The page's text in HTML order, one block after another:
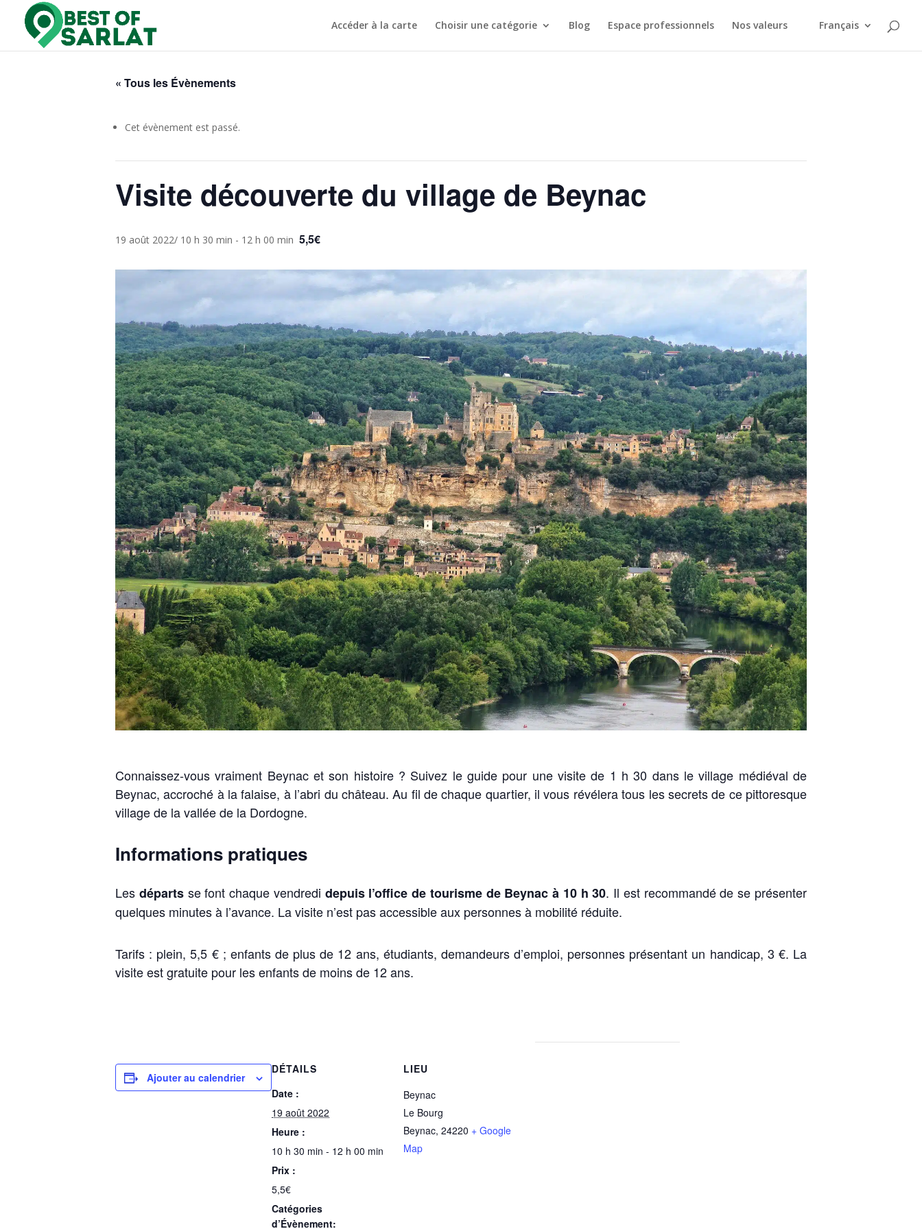
Accéder à la carte Choisir une catégorie Blog Espace professionnels Nos valeurs Français
« Tous les Évènements
Cet évènement est passé.
Visite découverte du village de Beynac
19 août 2022/ 10 h 30 min - 12 h 00 min 5,5€
Connaissez-vous vraiment Beynac et son histoire ? Suivez le guide pour une visite de 1 h 30 dans le village médiéval de
Beynac, accroché à la falaise, à l’abri du château.Au fil de chaque quartier, il vous révélera tous les secrets de ce pittoresque
village de la vallée de la Dordogne.
Informations pratiques
Les départsse font chaque vendredi depuis l’office de tourisme de Beynac à 10 h 30. Il est recommandé de se présenter
quelques minutes à l’avance. La visite n’est pas accessible aux personnes à mobilité réduite.
Tarifs : plein, 5,5 € ; enfants de plus de 12 ans, étudiants, demandeurs d’emploi, personnes présentant un handicap, 3 €. La
visite est gratuite pour les enfants de moins de 12 ans.
Ajouter au calendrier
DÉTAILS
Date :
19 août 2022
Heure :
10 h 30 min - 12 h 00 min
Prix :
5,5€
Catégories
d’Évènement:
LIEU
Beynac
Le Bourg
Beynac, 24220 + Google
Map